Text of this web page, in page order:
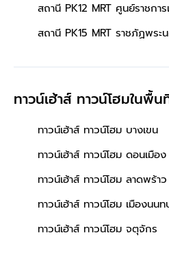
สถานี PK12 MRT ศูนย์ราชกา
สถานี PK15 MRT ราชภัฏพระ
ทาวน์เฮ้าส์ ทาวน์โฮมในพื้น
ทาวน์เฮ้าส์ ทาวน์โฮม บางเขน
ทาวน์เฮ้าส์ ทาวน์โฮม ดอนเมือง
ทาวน์เฮ้าส์ ทาวน์โฮม ลาดพร้าว
ทาวน์เฮ้าส์ ทาวน์โฮม เมืองนนท
ทาวน์เฮ้าส์ ทาวน์โฮม จตุจักร